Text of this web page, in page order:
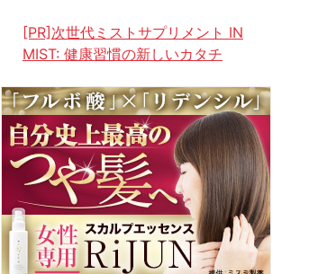
[PR]次世代ミストサプリメント IN
MIST: 健康習慣の新しいカタチ